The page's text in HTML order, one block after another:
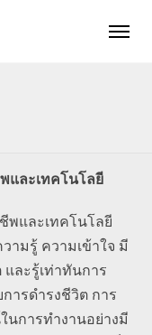
และเทคโนโลยี
และเทคโนโลยี
ามรู้ ความเข้าใจ มี
ละรู้เท่าทันการ
ารดำรงชีวิต การ
นการทำงานอย่างมี